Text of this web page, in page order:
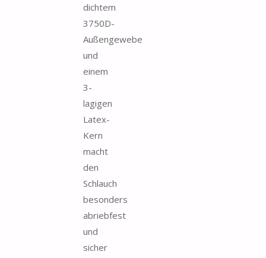
dichtem
3750D-
Außengewebe
und
einem
3-
lagigen
Latex-
Kern
macht
den
Schlauch
besonders
abriebfest
und
sicher